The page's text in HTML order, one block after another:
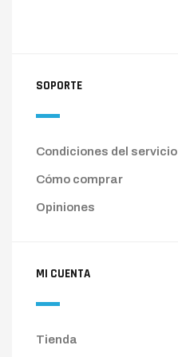
SOPORTE
Condiciones del servicio
Cómo comprar
Opiniones
MI CUENTA
Tienda